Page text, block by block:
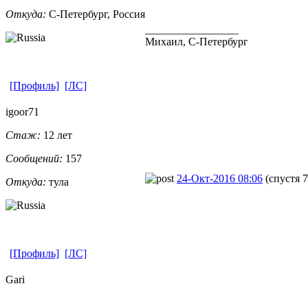
Откуда: С-Петербург, ​ Россия
Михаил, С-Петербург
[Профиль] [ЛС]
igoor71
Стаж: 12 лет
Сообщений: 157
Откуда: тула 24-Окт-2016 08:06 (спустя
[Профиль] [ЛС]
Gari